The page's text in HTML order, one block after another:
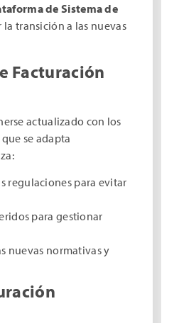
de Sistema de
transición a las nuevas
Facturación
actualizado con los
se adapta
regulaciones para evitar
para gestionar
nuevas normativas y